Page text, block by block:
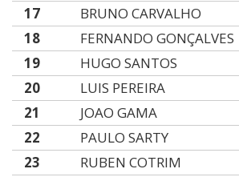
17
BRUNO CARVALHO
18
FERNANDO GONÇALVES
19
HUGO SANTOS
20
LUIS PEREIRA
21
JOAO GAMA
22
PAULO SARTY
23
RUBEN COTRIM